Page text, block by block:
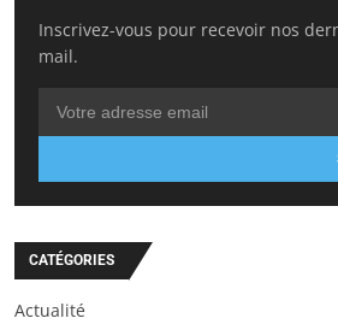
Inscrivez-vous pour recevoir nos
mail.
CATÉGORIES
Actualité